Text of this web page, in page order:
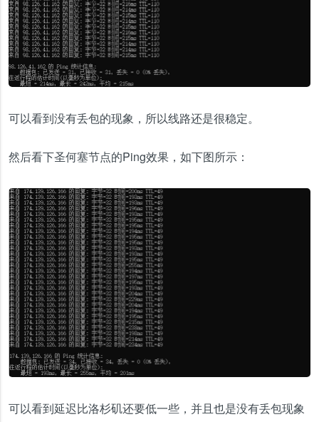
可以看到没有丢包的现象，所以线路还是很稳定。
然后看下圣何塞节点的Ping效果，如下图所示：
可以看到延迟比洛杉矶还要低一些，并且也是没有丢包现象